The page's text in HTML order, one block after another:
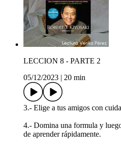
LECCION 8 - PARTE 2
05/12/2023
20 min
3.- Elige a tus amigos con
4.- Domina una formula y
de aprender rápidamente.